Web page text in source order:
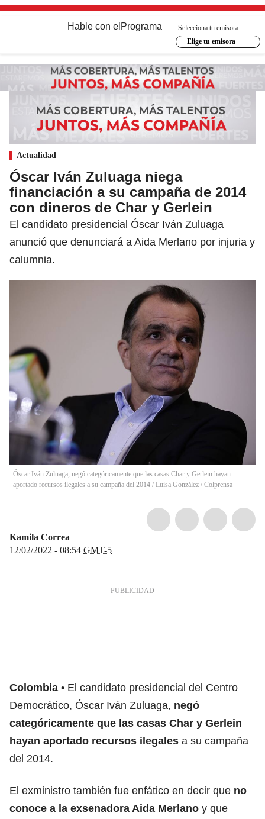
Hable con el Programa
Selecciona tu emisora
Elige tu emisora
Actualidad
Óscar Iván Zuluaga niega
financiación a su campaña de 2014
con dineros de Char y Gerlein
El candidato presidencial Óscar Iván Zuluaga
anunció que denunciará a Aida Merlano por injuria y
calumnia.
Óscar Iván Zuluaga, negó categóricamente que las casas Char y Gerlein hayan
aportado recursos ilegales a su campaña del 2014 / Luisa González / Colprensa
Kamila Correa
12/02/2022 - 08:54 GMT-5
Colombia
El candidato presidencial del Centro
Democrático, Óscar Iván Zuluaga, negó
categóricamente que las casas Char y Gerlein
hayan aportado recursos ilegales a su campaña
del 2014.
El exministro también fue enfático en decir que no
conoce a la exsenadora Aida Merlano y que